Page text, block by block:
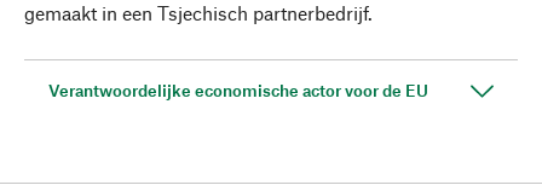
gemaakt in een Tsjechisch partnerbedrijf.
Verantwoordelijke economische actor voor de EU